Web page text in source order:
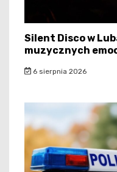
Silent Disco w
muzycznych
6 sierpnia 2026